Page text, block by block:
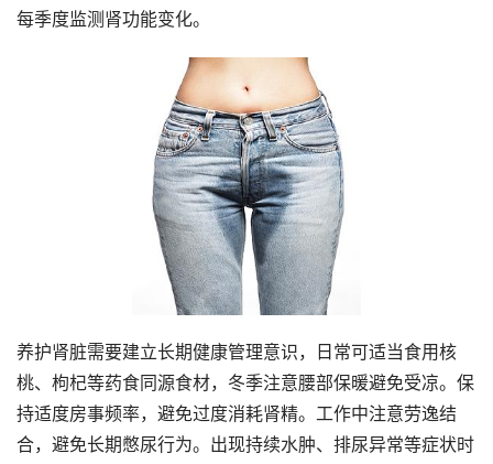
每季度监测肾功能变化。
养护肾脏需要建立长期健康管理意识，日常可适当食用核
桃、枸杞等药食同源食材，冬季注意腰部保暖避免受凉。保
持适度房事频率，避免过度消耗肾精。工作中注意劳逸结
合，避免长期憋尿行为。出现持续水肿、排尿异常等症状时